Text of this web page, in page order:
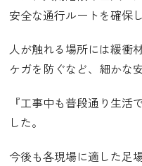
安全な通行ルートを確保
人が触れる場所には緩衝
ケガを防ぐなど、細かな
『工事中も普段通り生活
した。
今後も各現場に適した足